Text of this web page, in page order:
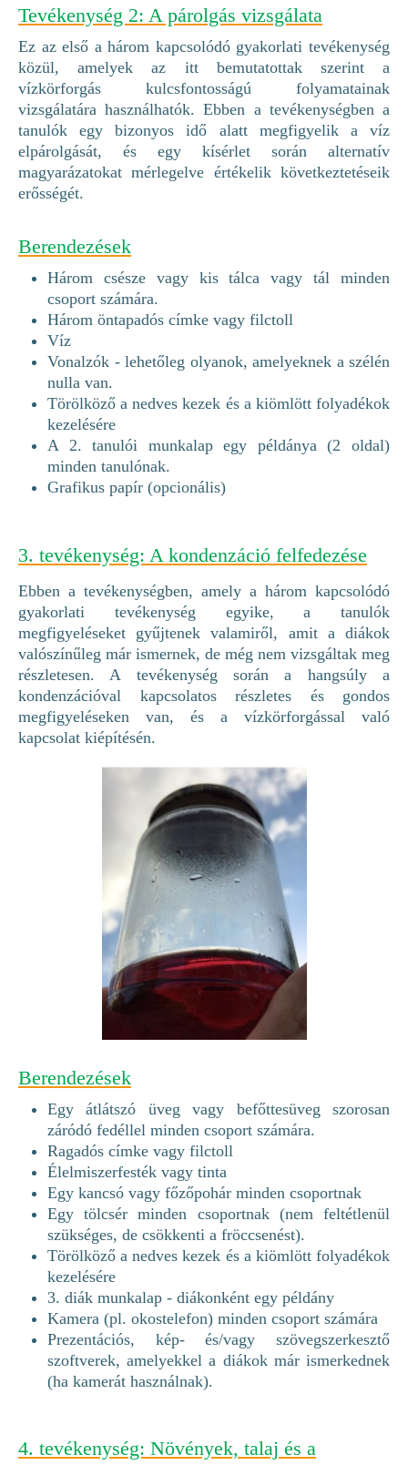
Tevékenység 2: A párolgás vizsgálata
Ez az első a három kapcsolódó gyakorlati tevékenység
közül, amelyek az itt bemutatottak szerint a
vízkörforgás kulcsfontosságú folyamatainak
vizsgálatára használhatók. Ebben a tevékenységben a
tanulók egy bizonyos idő alatt megfigyelik a víz
elpárolgását, és egy kísérlet során alternatív
magyarázatokat mérlegelve értékelik következtetéseik
erősségét.
Berendezések
Három csésze vagy kis tálca vagy tál minden
csoport számára.
Három öntapadós címke vagy filctoll
Víz
Vonalzók - lehetőleg olyanok, amelyeknek a szélén
nulla van.
Törölköző a nedves kezek és a kiömlött folyadékok
kezelésére
A 2. tanulói munkalap egy példánya (2 oldal)
minden tanulónak.
Grafikus papír (opcionális)
3. tevékenység: A kondenzáció felfedezése
Ebben a tevékenységben, amely a három kapcsolódó
gyakorlati tevékenység egyike, a tanulók
megfigyeléseket gyűjtenek valamiről, amit a diákok
valószínűleg már ismernek, de még nem vizsgáltak meg
részletesen. A tevékenység során a hangsúly a
kondenzációval kapcsolatos részletes és gondos
megfigyeléseken van, és a vízkörforgással való
kapcsolat kiépítésén.
Berendezések
Egy átlátszó üveg vagy befőttesüveg szorosan
záródó fedéllel minden csoport számára.
Ragadós címke vagy filctoll
Élelmiszerfesték vagy tinta
Egy kancsó vagy főzőpohár minden csoportnak
Egy tölcsér minden csoportnak (nem feltétlenül
szükséges, de csökkenti a fröccsenést).
Törölköző a nedves kezek és a kiömlött folyadékok
kezelésére
3. diák munkalap - diákonként egy példány
Kamera (pl. okostelefon) minden csoport számára
Prezentációs, kép- és/vagy szövegszerkesztő
szoftverek, amelyekkel a diákok már ismerkednek
(ha kamerát használnak).
4. tevékenység: Növények, talaj és a